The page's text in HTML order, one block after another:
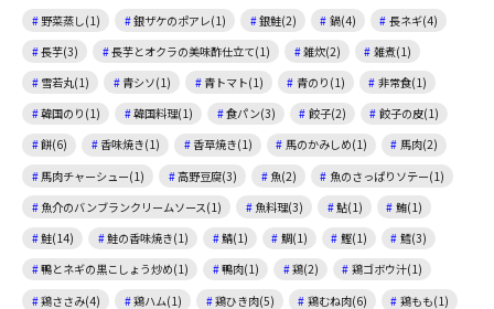
野菜蒸し(1)
銀ザケのポアレ(1) 銀鮭(2) 鍋(4)
長ネギ(4)
長芋(3)
長芋とオクラの美味酢仕立て(1) 雑炊(2)
雑煮(1)
雪若丸(1)
青シソ(1) 青トマト(1) 青のり(1)
非常食(1)
韓国のり(1)
韓国料理(1) 食パン(3) 餃子(2)
餃子の皮(1)
餅(6)
香味焼き(1) 香草焼き(1) 馬のかみしめ(1)
馬肉(2)
馬肉チャーシュー(1)
高野豆腐(3) 魚(2)
魚のさっぱりソテー(1)
魚介のバンブランクリームソース(1)
魚料理(3) 鮎(1)
鮪(1)
鮭(14)
鮭の香味焼き(1) 鯖(1) 鯛(1) 鰹(1)
鱈(3)
鴨とネギの黒こしょう炒め(1)
鴨肉(1) 鶏(2)
鶏ゴボウ汁(1)
鶏ささみ(4)
鶏ハム(1) 鶏ひき肉(5) 鶏むね肉(6)
鶏もも(1)